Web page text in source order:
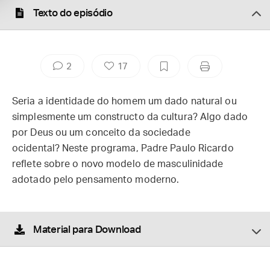
Texto do episódio
2 17
Seria a identidade do homem um dado natural ou
simplesmente um constructo da cultura? Algo dado
por Deus ou um conceito da sociedade
ocidental? Neste programa, Padre Paulo Ricardo
reflete sobre o novo modelo de masculinidade
adotado pelo pensamento moderno.
Material para Download